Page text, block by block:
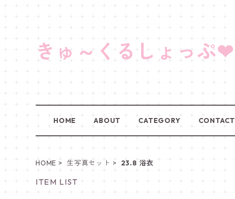
きゅ～くるしょっぷ❤
HOME ABOUT CATEGORY CONTACT
HOME 生写真セット 23.8 浴衣
ITEM LIST